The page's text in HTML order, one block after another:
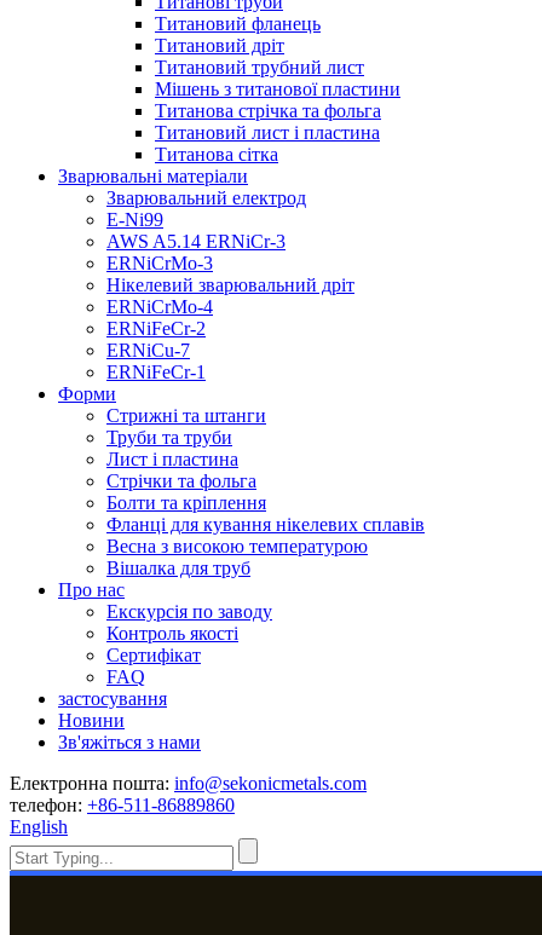
Титановий фланець
Титановий дріт
Титановий трубний лист
Мішень з титанової пластини
Титанова стрічка та фольга
Титановий лист і пластина
Титанова сітка
Зварювальні матеріали
Зварювальний електрод
E-Ni99
AWS A5.14 ERNiCr-3
ERNiCrMo-3
Нікелевий зварювальний дріт
ERNiCrMo-4
ERNiFeCr-2
ERNiCu-7
ERNiFeCr-1
Форми
Стрижні та штанги
Труби та труби
Лист і пластина
Стрічки та фольга
Болти та кріплення
Фланці для кування нікелевих сплавів
Весна з високою температурою
Вішалка для труб
Про нас
Екскурсія по заводу
Контроль якості
Сертифікат
FAQ
застосування
Новини
Зв'яжіться з нами
Електронна пошта: info@sekonicmetals.com
телефон: +86-511-86889860
English